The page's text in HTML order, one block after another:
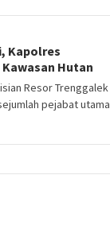
Kapolres
Hutan
Resor Trenggalek
pejabat utama